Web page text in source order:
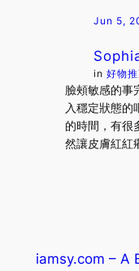
Jun 5,
in好物
臉頰敏感的事
入穩定狀態的
的時間，有很
然讓皮膚紅紅
iamsy.com – A